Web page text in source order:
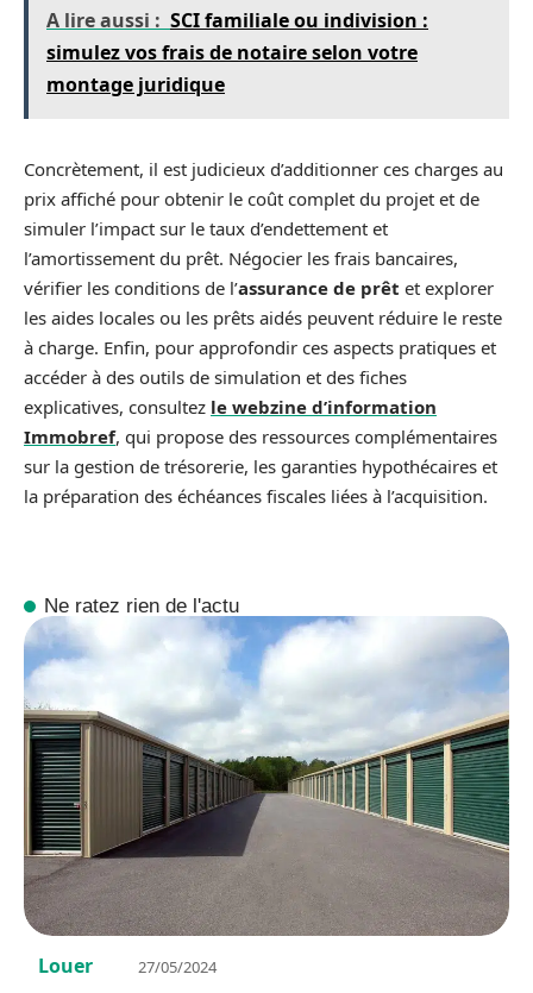
A lire aussi : SCI familiale ou indivision :
simulez vos frais de notaire selon votre
montage juridique
Concrètement, il est judicieux d’additionner ces charges au
prix affiché pour obtenir le coût complet du projet et de
simuler l’impact sur le taux d’endettement et
l’amortissement du prêt. Négocier les frais bancaires,
vérifier les conditions de l’assurance de prêt et explorer
les aides locales ou les prêts aidés peuvent réduire le reste
à charge. Enfin, pour approfondir ces aspects pratiques et
accéder à des outils de simulation et des fiches
explicatives, consultez le webzine d’information
Immobref, qui propose des ressources complémentaires
sur la gestion de trésorerie, les garanties hypothécaires et
la préparation des échéances fiscales liées à l’acquisition.
Ne ratez rien de l'actu
Louer 27/05/2024